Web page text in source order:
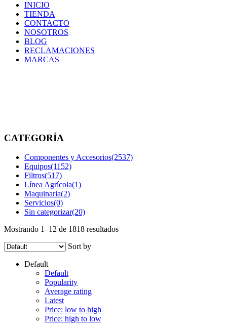
INICIO
TIENDA
CONTACTO
NOSOTROS
BLOG
RECLAMACIONES
MARCAS
CATEGORÍA
Componentes y Accesorios(2537)
Equipos(1152)
Filtros(517)
Línea Agrícola(1)
Maquinaria(2)
Servicios(0)
Sin categorizar(20)
Mostrando 1–12 de 1818 resultados
Sort by
Default
Default
Popularity
Average rating
Latest
Price: low to high
Price: high to low